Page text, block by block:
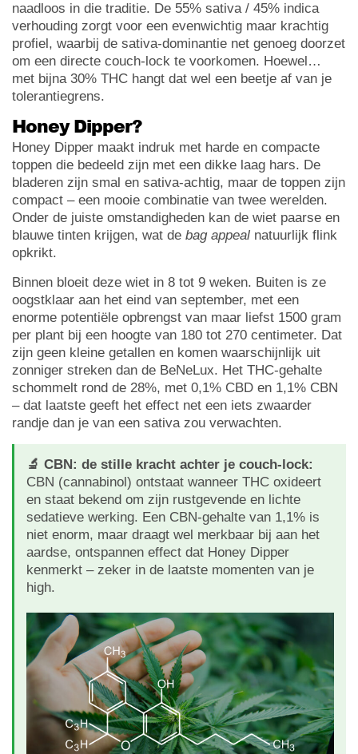
naadloos in die traditie. De 55% sativa / 45% indica
verhouding zorgt voor een evenwichtig maar krachtig
profiel, waarbij de sativa-dominantie net genoeg doorzet
om een directe couch-lock te voorkomen. Hoewel…
met bijna 30% THC hangt dat wel een beetje af van je
tolerantiegrens.
Honey Dipper?
Honey Dipper maakt indruk met harde en compacte
toppen die bedeeld zijn met een dikke laag hars. De
bladeren zijn smal en sativa-achtig, maar de toppen zijn
compact – een mooie combinatie van twee werelden.
Onder de juiste omstandigheden kan de wiet paarse en
blauwe tinten krijgen, wat de bag appeal natuurlijk flink
opkrikt.
Binnen bloeit deze wiet in 8 tot 9 weken. Buiten is ze
oogstklaar aan het eind van september, met een
enorme potentiële opbrengst van maar liefst 1500 gram
per plant bij een hoogte van 180 tot 270 centimeter. Dat
zijn geen kleine getallen en komen waarschijnlijk uit
zonniger streken dan de BeNeLux. Het THC-gehalte
schommelt rond de 28%, met 0,1% CBD en 1,1% CBN
– dat laatste geeft het effect net een iets zwaarder
randje dan je van een sativa zou verwachten.
🔬 CBN: de stille kracht achter je couch-lock:
CBN (cannabinol) ontstaat wanneer THC oxideert
en staat bekend om zijn rustgevende en lichte
sedatieve werking. Een CBN-gehalte van 1,1% is
niet enorm, maar draagt wel merkbaar bij aan het
aardse, ontspannen effect dat Honey Dipper
kenmerkt – zeker in de laatste momenten van je
high.